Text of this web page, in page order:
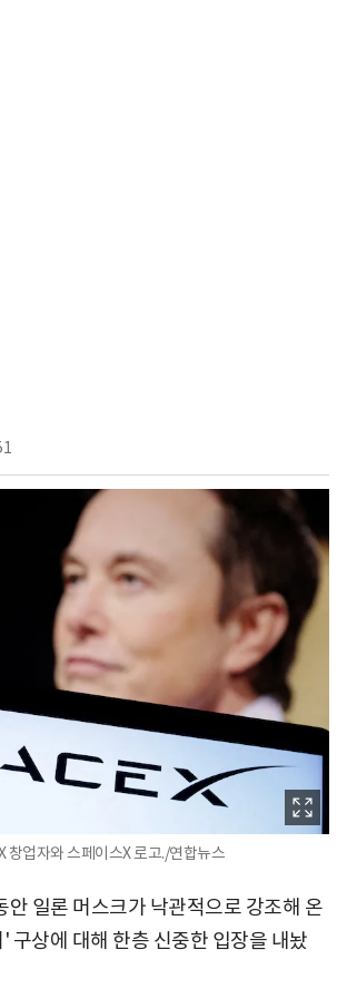
창업자와 스페이스X 로고./연합뉴스
안 일론 머스크가 낙관적으로 강조해 온
구상에 대해 한층 신중한 입장을 내놨